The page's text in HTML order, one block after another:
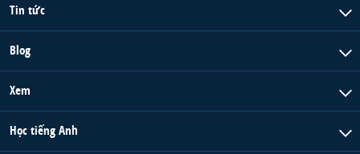
Tin tức
Blog
Xem
Học tiếng Anh